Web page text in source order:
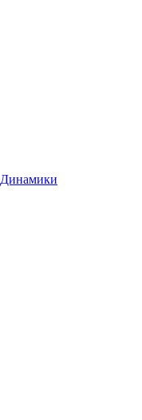
Динамики